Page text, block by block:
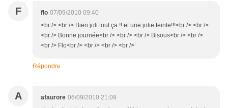
F flo 07/09/2010 09:40
<br /> <br /> Bien joli tout ça !! et une jolie teinte!!!<br /> <br />
<br /> Bonne journée<br /> <br /> <br /> Bisous<br /> <br />
<br /> Flo<br /> <br /> <br /> <br />
Répondre
A afaurore 06/09/2010 21:09